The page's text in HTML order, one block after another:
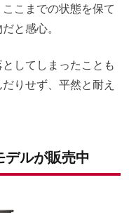
こまでの状態を保て
と感心。
してしまったことも
りせず、平然と耐え
ルが販売中